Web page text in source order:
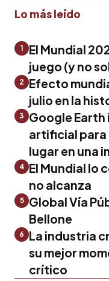
Lo más leído
1
El Mundial
juego (y no
2
Efecto
julio en la
3
Google
artificial
lugar en una
4 El Mundial lo
no alcanza
5
Global Vía
Bellone
6
La industria
su mejor
crítico